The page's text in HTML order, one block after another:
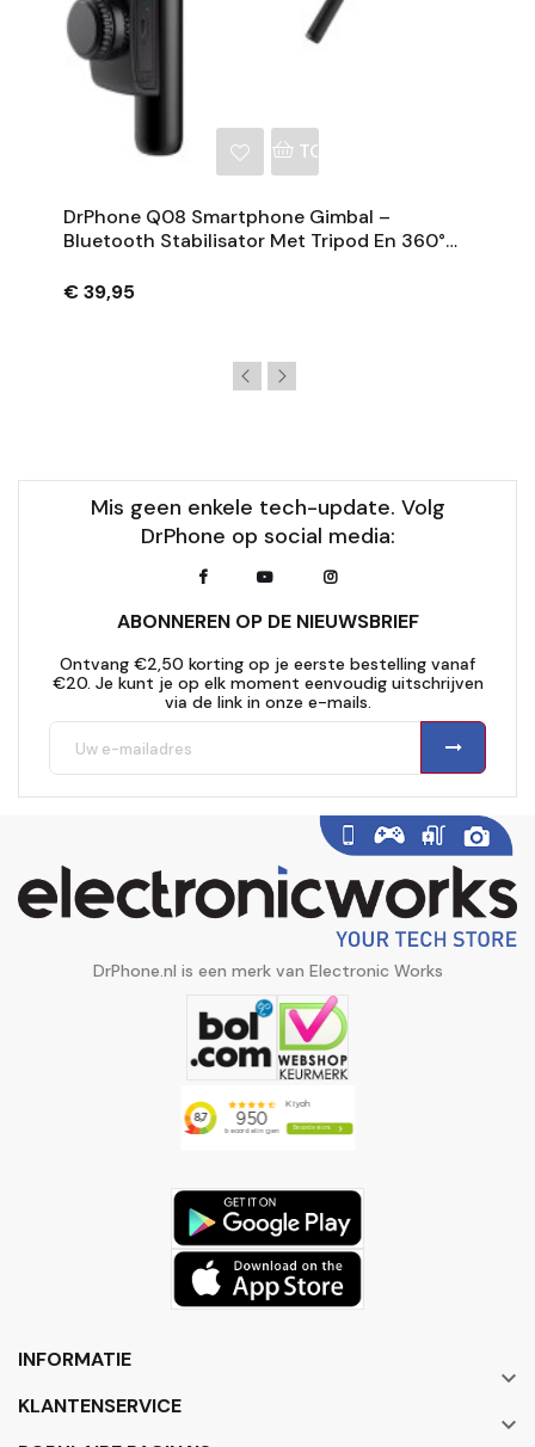
TOEVOEGEN AAN
DrPhone Q08 Smartphone Gimbal –
Bluetooth Stabilisator Met Tripod En 360°
€ 39,95
Mis geen enkele tech-update. Volg
DrPhone op social media:
ABONNEREN OP DE NIEUWSBRIEF
Ontvang €2,50 korting op je eerste bestelling vanaf
€20. Je kunt je op elk moment eenvoudig uitschrijven
via de link in onze e-mails.
DrPhone.nl is een merk van Electronic Works
INFORMATIE

KLANTENSERVICE
